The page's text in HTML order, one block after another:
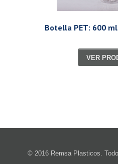
Botella PET: 600
VER
© 2016 Remsa Plasticos.